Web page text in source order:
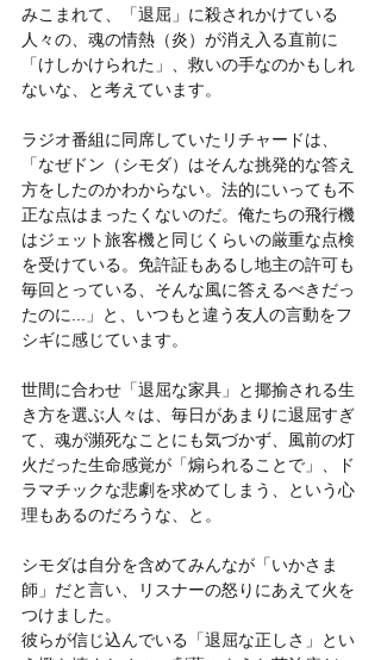
みこまれて、「退屈」に殺されかけている
人々の、魂の情熱（炎）が消え入る直前に
「けしかけられた」、救いの手なのかもしれ
ないな、と考えています。
ラジオ番組に同席していたリチャードは、
「なぜドン（シモダ）はそんな挑発的な答え
方をしたのかわからない。法的にいっても不
正な点はまったくないのだ。俺たちの飛行機
はジェット旅客機と同じくらいの厳重な点検
を受けている。免許証もあるし地主の許可も
毎回とっている、そんな風に答えるべきだっ
たのに...」と、いつもと違う友人の言動をフ
シギに感じています。
世間に合わせ「退屈な家具」と揶揄される生
き方を選ぶ人々は、毎日があまりに退屈すぎ
て、魂が瀕死なことにも気づかず、風前の灯
火だった生命感覚が「煽られることで」、ド
ラマチックな悲劇を求めてしまう、という心
理もあるのだろうな、と。
シモダは自分を含めてみんなが「いかさま
師」だと言い、リスナーの怒りにあえて火を
つけました。
彼らが信じ込んでいる「退屈な正しさ」とい